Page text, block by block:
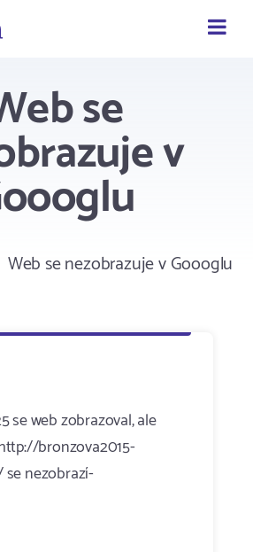
se
v
se nezobrazuje v Goooglu
se web zobrazoval, ale
bronzova2015-
se nezobrazí-